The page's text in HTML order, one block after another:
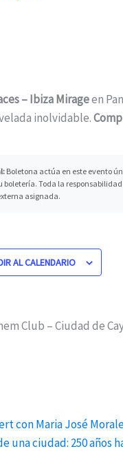
– Ibiza Mirageen
inolvidable.
Boletona actúa en este evento
boletería. Toda la
asignada.
AL CALENDARIO
Club – Ciudad de
con Maria José
una ciudad: 250 años